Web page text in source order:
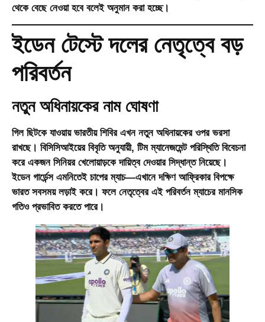
থেকে বেছে নেওয়া হবে বলেই অনুমান করা হচ্ছে।
ইডেন টেস্টে দলের নেতৃত্বে বড়
পরিবর্তন
নতুন অধিনায়কের নাম ঘোষণা
গিল ছিটকে যাওয়ায় ভারতীয় শিবির এখন নতুন অধিনায়কের ওপর ভরসা
রাখছে। বিসিসিআইয়ের বিবৃতি অনুযায়ী, টিম ম্যানেজমেন্ট পরিস্থিতি বিবেচনা
করে একজন সিনিয়র খেলোয়াড়কে দায়িত্ব দেওয়ার সিদ্ধান্ত নিয়েছে।
ইডেন গার্ডেন্স এমনিতেই চাপের ম্যাচ—এখানে দক্ষিণ আফ্রিকার বিপক্ষে
ভারত সবসময় লড়াই করে। ফলে নেতৃত্বের এই পরিবর্তন ম্যাচের মানসিক
গতিও প্রভাবিত করতে পারে।